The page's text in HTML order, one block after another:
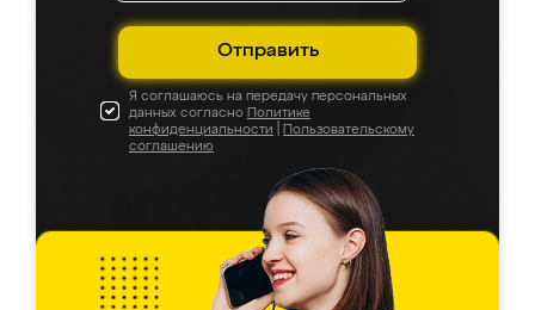
Отправить
Я соглашаюсь на передачу персональных
данных согласно Политике
конфиденциальности
Пользовательскому
соглашению